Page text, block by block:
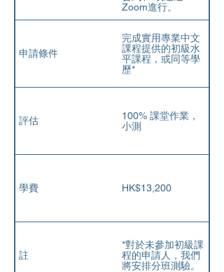
Zoom進行。
申請條件
完成實用專業中文
課程提供的初級水
平課程，或同等學
歷*
評估
100% 課堂作業，
小測
學費 HK$13,200
註
*對於未參加初級課
程的申請人，我們
將安排分班測驗。